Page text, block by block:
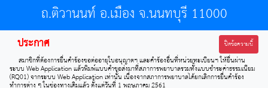
ถ.ติวานนท์ อ.เมือง จ.นนทบุรี 11000
โทรศัพท์ 02-596-7500 โทรสาร 0-2589-7121 E-mail :
center@tnmc.or.th
ประกาศ ปิดข้อความนี้
สมาชิกที่ต้องการยื่นคำร้องขอต่ออายุใบอนุญาตฯ และคำร้องอื่นที่หน่วยทะเบียนฯ ให้ยื่นผ่าน
ระบบ Web Application แล้วพิมพ์แบบคำขอส่งมาที่สภาการพยาบาลรวมทั้งแบบชำระค่าธรรมเนียม
(RQ01) จากระบบ Web Application เท่านั้น เนื่องจากสภาการพยาบาลได้ยกเลิกการยื่นคำร้อง